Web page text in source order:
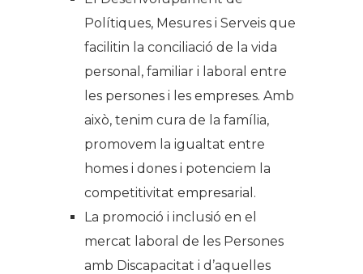
Polítiques, Mesures i Serveis que
facilitin la conciliació de la vida
personal, familiar i laboral entre
les persones i les empreses. Amb
això, tenim cura de la família,
promovem la igualtat entre
homes i dones i potenciem la
competitivitat empresarial.
La promoció i inclusió en el
mercat laboral de les Persones
amb Discapacitat i d’aquelles